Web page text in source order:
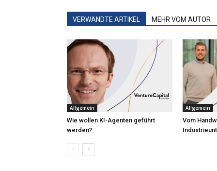
VERWANDTE ARTIKEL MEHR VOM AUTOR
Allgemein
Wie wollen KI-Agenten geführt
werden?
Allgemein
Vom